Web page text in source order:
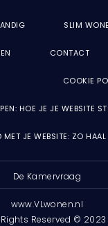
SLIM
CONTACT
COOKIE
HOE JE JE WEBSITE
MET JE WEBSITE: ZO
De Kamervraag
www.VLwonen.nl
Reserved © 2023